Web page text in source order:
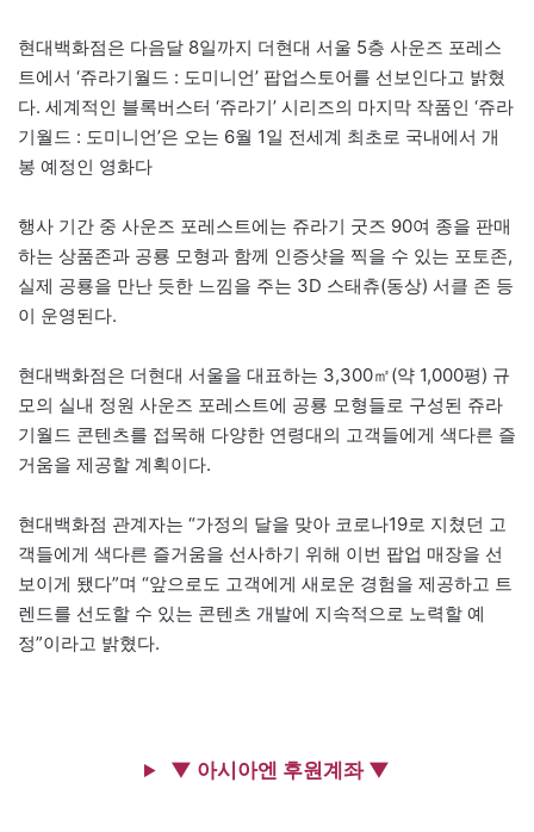
현대백화점은 다음달 8일까지 더현대 서울 5층 사운즈 포레스
트에서 ‘쥬라기월드 : 도미니언’ 팝업스토어를 선보인다고 밝혔
다. 세계적인 블록버스터 ‘쥬라기’ 시리즈의 마지막 작품인 ‘쥬라
기월드 : 도미니언’은 오는 6월 1일 전세계 최초로 국내에서 개
봉 예정인 영화다
행사 기간 중 사운즈 포레스트에는 쥬라기 굿즈 90여 종을 판매
하는 상품존과 공룡 모형과 함께 인증샷을 찍을 수 있는 포토존,
실제 공룡을 만난 듯한 느낌을 주는 3D 스태츄(동상) 서클 존 등
이 운영된다.
현대백화점은 더현대 서울을 대표하는 3,300㎡(약 1,000평) 규
모의 실내 정원 사운즈 포레스트에 공룡 모형들로 구성된 쥬라
기월드 콘텐츠를 접목해 다양한 연령대의 고객들에게 색다른 즐
거움을 제공할 계획이다.
현대백화점 관계자는 “가정의 달을 맞아 코로나19로 지쳤던 고
객들에게 색다른 즐거움을 선사하기 위해 이번 팝업 매장을 선
보이게 됐다”며 “앞으로도 고객에게 새로운 경험을 제공하고 트
렌드를 선도할 수 있는 콘텐츠 개발에 지속적으로 노력할 예
정”이라고 밝혔다.
▼ 아시아엔 후원계좌 ▼